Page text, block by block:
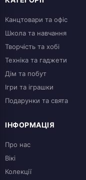
Канцтовари та офіс
Школа та навчання
Творчість та хобі
Техніка та гаджети
Дім та побут
Ігри та іграшки
Подарунки та свята
ІНФОРМАЦІЯ
Про нас
Вікі
Колекції